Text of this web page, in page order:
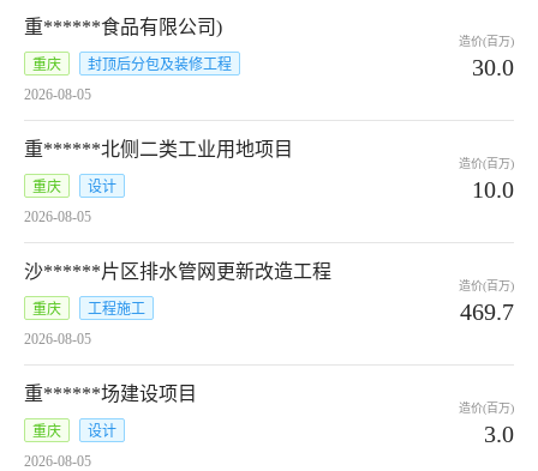
重******食品有限公司)
重庆
封顶后分包及装修工程
2026-08-05
造价(百万)
30.0
重******北侧二类工业用地项目
重庆
设计
2026-08-05
造价(百万)
10.0
沙******片区排水管网更新改造工程
重庆
工程施工
2026-08-05
造价(百万)
469.7
重******场建设项目
重庆
设计
2026-08-05
造价(百万)
3.0